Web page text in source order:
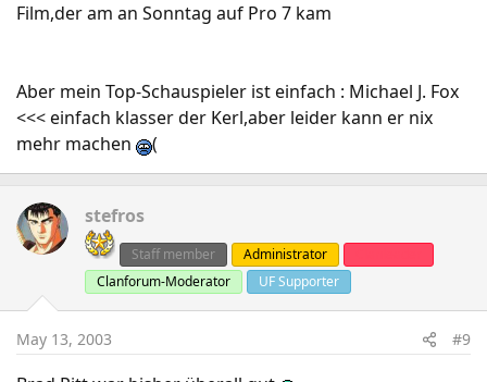
Film,der am an Sonntag auf Pro 7 kam
Aber mein Top-Schauspieler ist einfach : Michael J. Fox
<<< einfach klasser der Kerl,aber leider kann er nix
mehr machen
(
stefros
Staff member Administrator
Clanforum-Moderator
UF Supporter
May 13, 2003 #9